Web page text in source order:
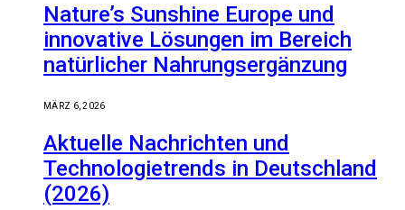
Nature’s Sunshine Europe und
innovative Lösungen im Bereich
natürlicher Nahrungsergänzung
MÄRZ 6, 2026
Aktuelle Nachrichten und
Technologietrends in Deutschland
(2026)